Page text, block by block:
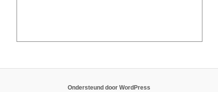
Ondersteund door WordPress